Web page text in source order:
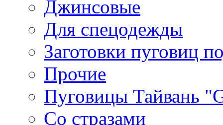
Джинсовые
Для спецодежды
Заготовки пуговиц
Прочие
Пуговицы Тайвань
Со стразами